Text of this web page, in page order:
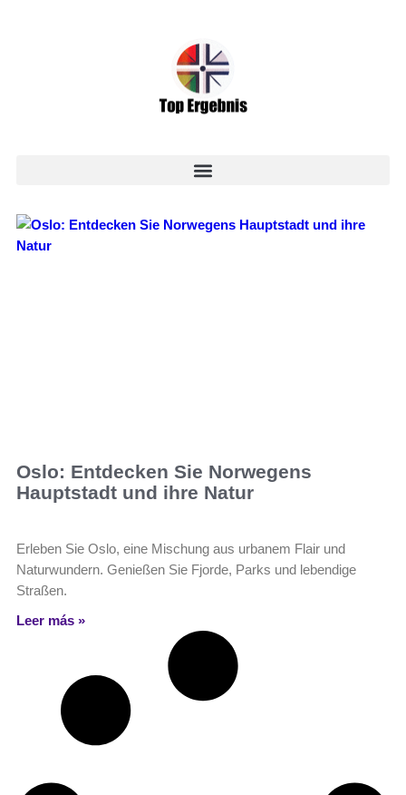
Oslo: Entdecken Sie Norwegens
Hauptstadt und ihre Natur
Erleben Sie Oslo, eine Mischung aus urbanem Flair und
Naturwundern. Genießen Sie Fjorde, Parks und lebendige
Straßen.
Leer más »